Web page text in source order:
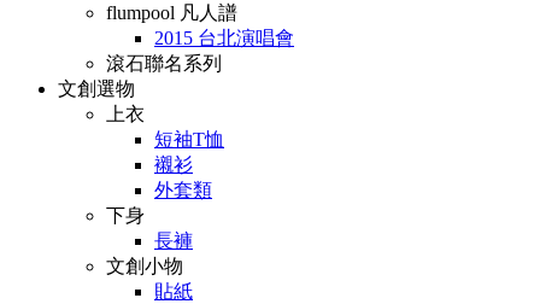
flumpool 凡人譜
2015 台北演唱會
滾石聯名系列
文創選物
上衣
短袖T恤
襯衫
外套類
下身
長褲
文創小物
貼紙